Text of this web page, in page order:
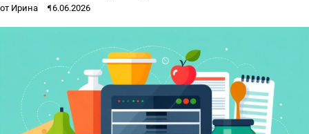
от Ирина 16.06.2026